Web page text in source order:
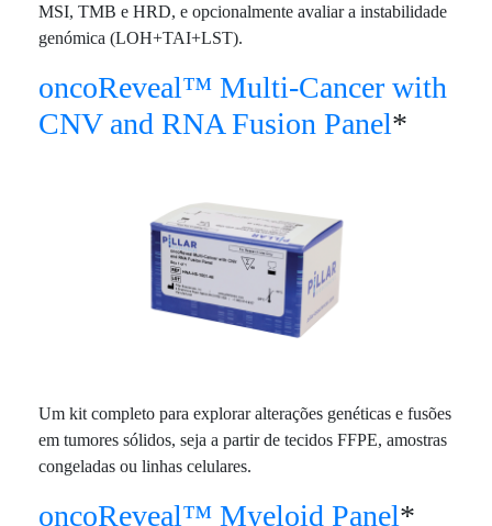
MSI, TMB e HRD, e opcionalmente avaliar a instabilidade
genómica (LOH+TAI+LST).
oncoReveal™ Multi-Cancer with
CNV and RNA Fusion Panel*
Um kit completo para explorar alterações genéticas e fusões
em tumores sólidos, seja a partir de tecidos FFPE, amostras
congeladas ou linhas celulares.
oncoReveal™ Myeloid Panel*